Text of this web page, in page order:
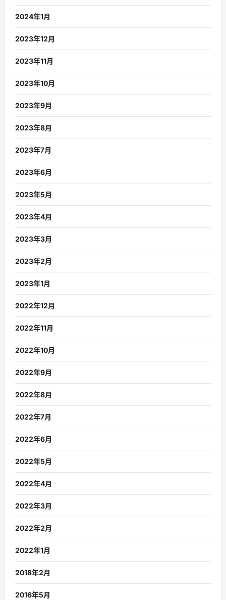
2024年1月
2023年12月
2023年11月
2023年10月
2023年9月
2023年8月
2023年7月
2023年6月
2023年5月
2023年4月
2023年3月
2023年2月
2023年1月
2022年12月
2022年11月
2022年10月
2022年9月
2022年8月
2022年7月
2022年6月
2022年5月
2022年4月
2022年3月
2022年2月
2022年1月
2018年2月
2016年5月